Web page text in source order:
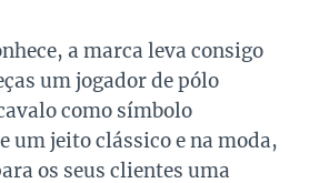
a marca leva consigo
um jogador de pólo
como símbolo
um jeito clássico e na moda,
os seus clientes uma